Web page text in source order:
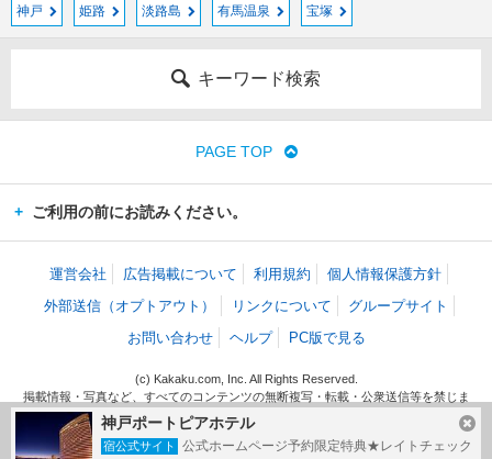
神戸ポートピアホテル
宿公式サイト
公式ホームページ予約限定特典★レイトチェック
神戸 姫路 淡路島 有馬温泉 宝塚
キーワード検索
PAGE TOP
ご利用の前にお読みください。
運営会社 広告掲載について 利用規約
個人情報保護方針
外部送信（オプトアウト）
リンクについて
グループサイト
お問い合わせ
ヘルプ PC版で見る
(c) Kakaku.com, Inc. All Rights Reserved.
掲載情報・写真など、すべてのコンテンツの無断複写・転載・公衆送信等を禁じま